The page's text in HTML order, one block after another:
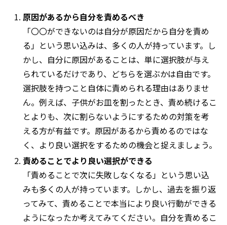
原因があるから自分を責めるべき
「〇〇ができないのは自分が原因だから自分を責め
る」という思い込みは、多くの人が持っています。し
かし、自分に原因があることは、単に選択肢が与え
られているだけであり、どちらを選ぶかは自由です。
選択肢を持つこと自体に責められる理由はありませ
ん。例えば、子供がお皿を割ったとき、責め続けるこ
とよりも、次に割らないようにするための対策を考
える方が有益です。原因があるから責めるのではな
く、より良い選択をするための機会と捉えましょう。
責めることでより良い選択ができる
「責めることで次に失敗しなくなる」という思い込
みも多くの人が持っています。しかし、過去を振り返
ってみて、責めることで本当により良い行動ができる
ようになったか考えてみてください。自分を責めるこ